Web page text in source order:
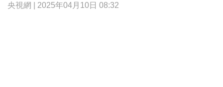
央視網 | 2025年04月10日 08:32